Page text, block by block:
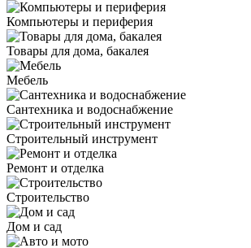
Компьютеры и периферия
Товары для дома, бакалея
Мебель
Сантехника и водоснабжение
Строительный инструмент
Ремонт и отделка
Строительство
Дом и сад